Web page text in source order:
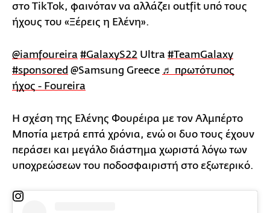
στο TikTok, φαινόταν να αλλάζει outfit υπό τους
ήχους του «Ξέρεις η Ελένη».
@iamfoureira #GalaxyS22 Ultra #TeamGalaxy
#sponsored @Samsung Greece ♬ πρωτότυπος
ήχος - Foureira
Η σχέση της Ελένης Φουρέιρα με τον Αλμπέρτο
Μποτία μετρά επτά χρόνια, ενώ οι δυο τους έχουν
περάσει και μεγάλο διάστημα χωριστά λόγω των
υποχρεώσεων του ποδοσφαιριστή στο εξωτερικό.